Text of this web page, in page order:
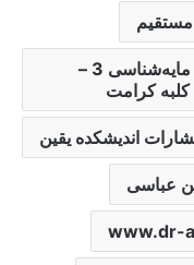
مستقیم
درآمدی ‌بر‌ دکترین ‌سینما‌ 25 – مایه‌شناسی‌ 3 –
اندیشکده یقین
عباسی
www.dr-